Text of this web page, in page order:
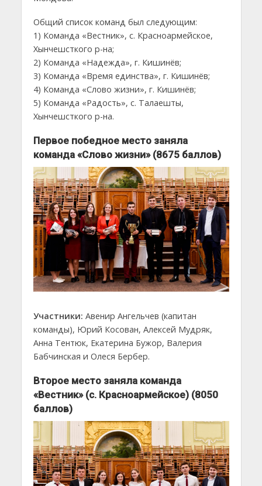
Общий список команд был следующим:
1) Команда «Вестник», с. Красноармейское,
Хынчешсткого р-на;
2) Команда «Надежда», г. Кишинёв;
3) Команда «Время единства», г. Кишинёв;
4) Команда «Слово жизни», г. Кишинёв;
5) Команда «Радость», с. Талаешты,
Хынчешсткого р-на.
Первое победное место заняла
команда «Слово жизни» (8675 баллов)
Участники: Авенир Ангельчев (капитан
команды), Юрий Косован, Алексей Мудряк,
Анна Тентюк, Екатерина Бужор, Валерия
Бабчинская и Олеся Бербер.
Второе место заняла команда
«Вестник» (с. Красноармейское) (8050
баллов)